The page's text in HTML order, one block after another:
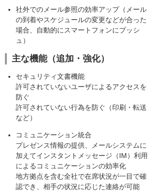
社外でのメール参照の効率アップ（メール
の到着やスケジュールの変更などが合った
場合、自動的にスマートフォンにプッシ
ュ）
主な機能（追加・強化）
セキュリティ文書機能
許可されていないユーザによるアクセスを
防ぐ
許可されていない行為を防ぐ（印刷・転送
など）
コミュニケーション統合
プレゼンス情報の提供、メールシステムに
加えてインスタントメッセージ（IM）利用
によるコミュニケーションの効率化
地方拠点を含む全社で在席状況が一目で確
認でき、相手の状況に応じた連絡が可能